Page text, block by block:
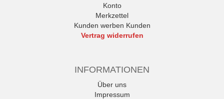
Konto
Merkzettel
Kunden werben Kunden
Vertrag widerrufen
INFORMATIONEN
Über uns
Impressum